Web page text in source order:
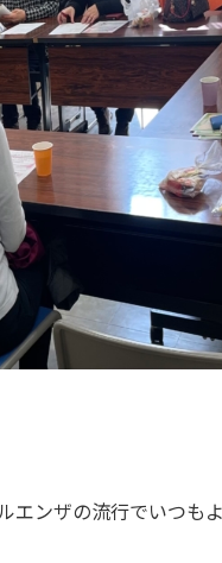
ンザの流行でいつも